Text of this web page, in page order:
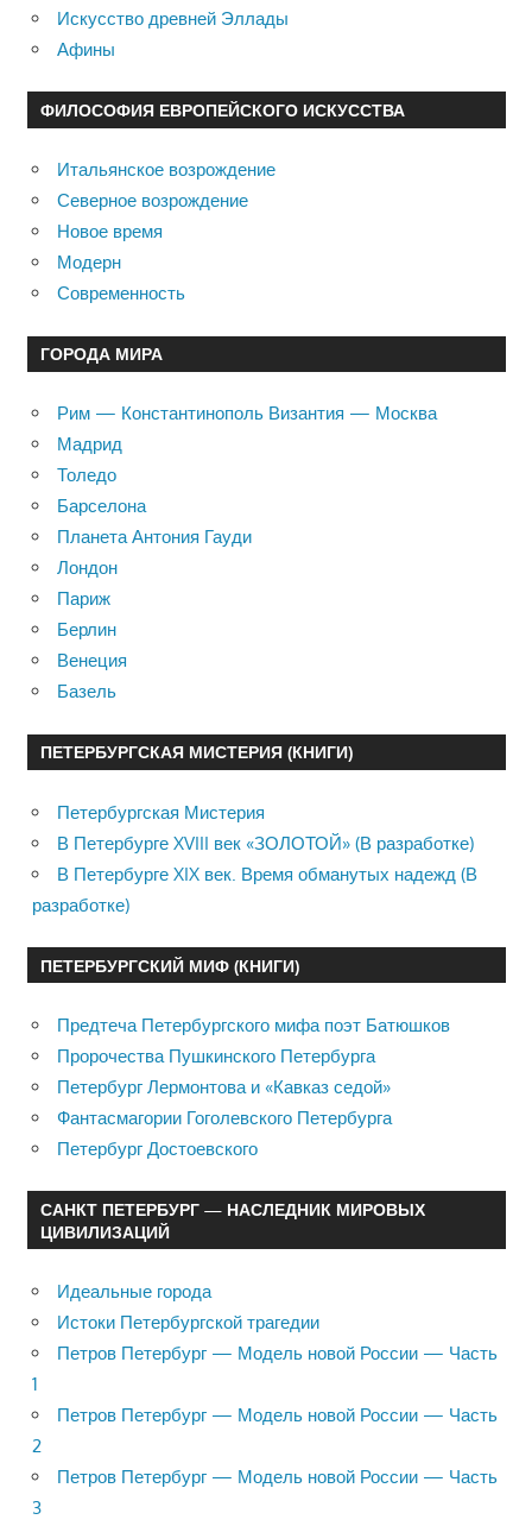
Искусство древней Эллады
Афины
ФИЛОСОФИЯ ЕВРОПЕЙСКОГО ИСКУССТВА
Итальянское возрождение
Северное возрождение
Новое время
Модерн
Современность
ГОРОДА МИРА
Рим — Константинополь Византия — Москва
Мадрид
Толедо
Барселона
Планета Антония Гауди
Лондон
Париж
Берлин
Венеция
Базель
ПЕТЕРБУРГСКАЯ МИСТЕРИЯ (КНИГИ)
Петербургская Мистерия
В Петербурге XVIII век «ЗОЛОТОЙ» (В разработке)
В Петербурге XIX век. Время обманутых надежд (В
разработке)
ПЕТЕРБУРГСКИЙ МИФ (КНИГИ)
Предтеча Петербургского мифа поэт Батюшков
Пророчества Пушкинского Петербурга
Петербург Лермонтова и «Кавказ седой»
Фантасмагории Гоголевского Петербурга
Петербург Достоевского
САНКТ ПЕТЕРБУРГ — НАСЛЕДНИК МИРОВЫХ
ЦИВИЛИЗАЦИЙ
Идеальные города
Истоки Петербургской трагедии
Петров Петербург — Модель новой России — Часть
1
Петров Петербург — Модель новой России — Часть
2
Петров Петербург — Модель новой России — Часть
3